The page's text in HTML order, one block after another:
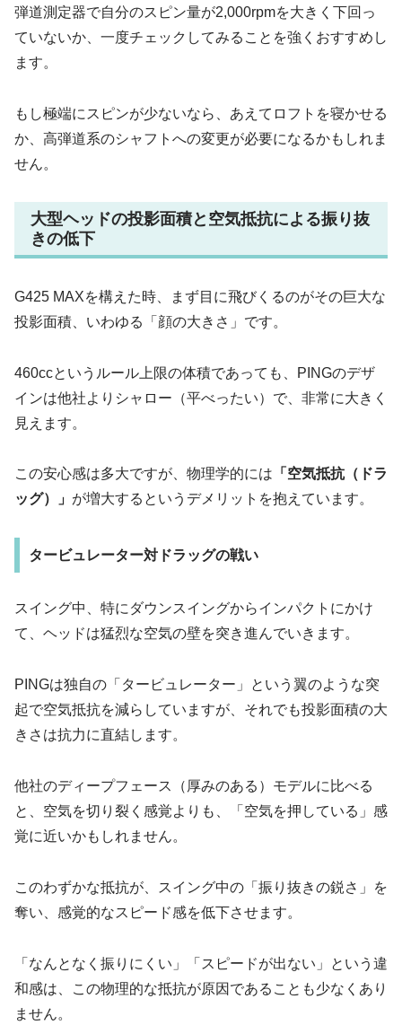
弾道測定器で自分のスピン量が2,000rpmを大きく下回っ
ていないか、一度チェックしてみることを強くおすすめし
ます。
もし極端にスピンが少ないなら、あえてロフトを寝かせる
か、高弾道系のシャフトへの変更が必要になるかもしれま
せん。
大型ヘッドの投影面積と空気抵抗による振り抜
きの低下
G425 MAXを構えた時、まず目に飛びくるのがその巨大な
投影面積、いわゆる「顔の大きさ」です。
460ccというルール上限の体積であっても、PINGのデザ
インは他社よりシャロー（平べったい）で、非常に大きく
見えます。
この安心感は多大ですが、物理学的には 「空気抵抗（ドラ
ッグ）」 が増大するというデメリットを抱えています。
タービュレーター対ドラッグの戦い
スイング中、特にダウンスイングからインパクトにかけ
て、ヘッドは猛烈な空気の壁を突き進んでいきます。
PINGは独自の「タービュレーター」という翼のような突
起で空気抵抗を減らしていますが、それでも投影面積の大
きさは抗力に直結します。
他社のディープフェース（厚みのある）モデルに比べる
と、空気を切り裂く感覚よりも、「空気を押している」感
覚に近いかもしれません。
このわずかな抵抗が、スイング中の「振り抜きの鋭さ」を
奪い、感覚的なスピード感を低下させます。
「なんとなく振りにくい」「スピードが出ない」という違
和感は、この物理的な抵抗が原因であることも少なくあり
ません。